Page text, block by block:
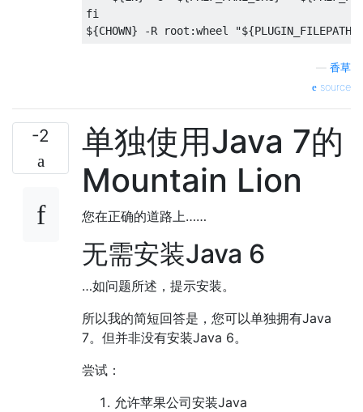
fi
${CHOWN} -R root :wheel
香草
source
-2
单独使用Java 7的
Mountain Lion
您在正确的道路上……
无需安装Java 6
…如问题所述，提示安装。
所以我的简短回答是，您可以单独拥有Java
7。但并非没有安装Java 6。
尝试：
允许苹果公司安装Java